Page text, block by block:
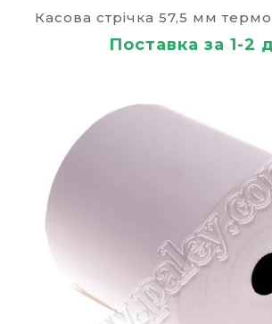
Касова стрічка 57,5 мм
Поставка за 1-2